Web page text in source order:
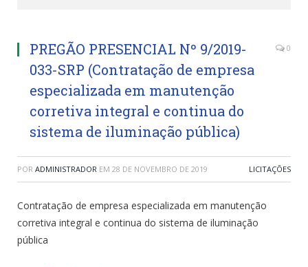
PREGÃO PRESENCIAL Nº 9/2019-
033-SRP (Contratação de empresa
especializada em manutenção
corretiva integral e continua do
sistema de iluminação pública)
0
POR ADMINISTRADOR EM 28 DE NOVEMBRO DE 2019 LICITAÇÕES
Contratação de empresa especializada em manutenção
corretiva integral e continua do sistema de iluminação
pública